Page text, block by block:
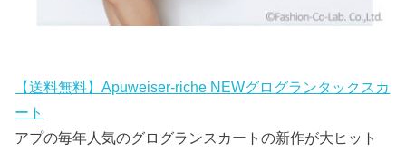
【送料無料】Apuweiser-riche NEWグログランタックスカ
ート
アプの毎年人気のグログランスカートの新作が大ヒット